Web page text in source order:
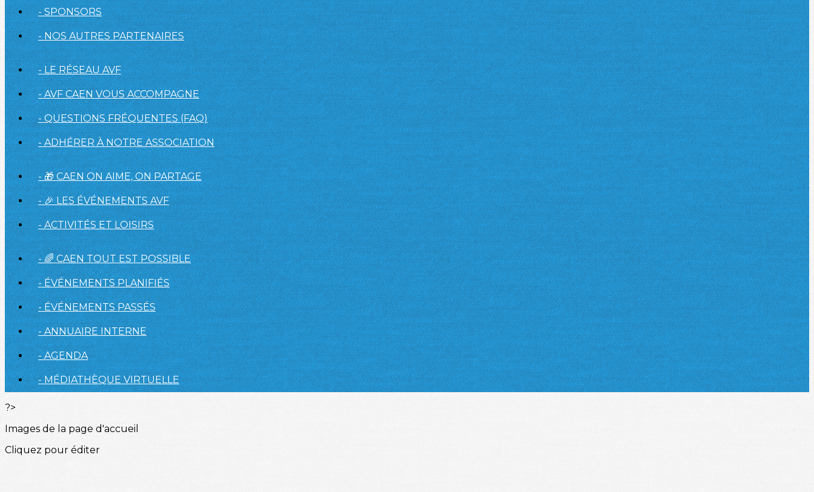
- SPONSORS
- NOS AUTRES PARTENAIRES
- LE RÉSEAU AVF
- AVF CAEN VOUS ACCOMPAGNE
- QUESTIONS FRÉQUENTES (FAQ)
- ADHÉRER À NOTRE ASSOCIATION
- 🎁 CAEN ON AIME, ON PARTAGE
- 🎉 LES ÉVÉNEMENTS AVF
- ACTIVITÉS ET LOISIRS
- 🌈 CAEN TOUT EST POSSIBLE
- ÉVÉNEMENTS PLANIFIÉS
- ÉVÉNEMENTS PASSÉS
- ANNUAIRE INTERNE
- AGENDA
- MÉDIATHÈQUE VIRTUELLE
?>
Images de la page d'accueil
Cliquez pour éditer